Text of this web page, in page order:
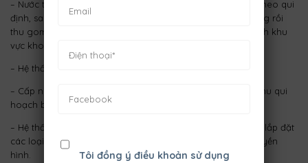
– Nước thải được xử lý cục bộ bằng bể tự hoại của từng lô theo qui
định, sau đó thoát ra ga thu của hệ thống thoát nước chung rồi
thu gom về trạm xử lý nước thải theo qui hoạch chung cách khu
vực khoảng 200m.
– Hệ thống cấp nước, cấp điện đầy đủ
– Cấp nước PCCC: Dựa vào hệ thống cấp nước chính của khu qui
hoạch bố trí trụ cứu hỏa
– Hệ thống thông tin liên lạc, truyền hình: phục vụ cho việc lắp đặt
các loại dây tín hiệu như điện thoai, mạng internet, cáp truyền
hình.
Tôi đồng ý điều khoản sử dụng